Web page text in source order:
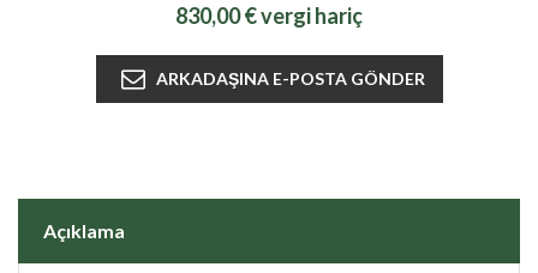
830,00 € vergi hariç
Açıklama